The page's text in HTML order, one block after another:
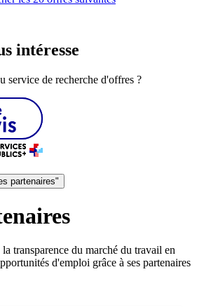
intéresse
service de recherche d'offres ?
partenaires"
transparence du marché du travail en
d'emploi grâce à ses partenaires